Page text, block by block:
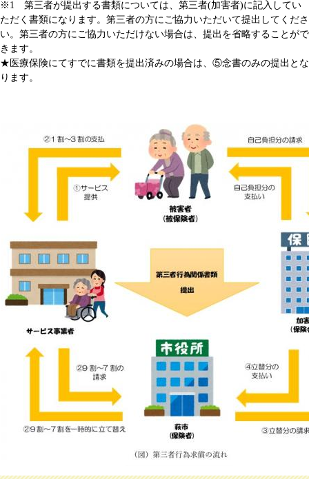
※1 第三者が提出する書類については、第三者(加害者)に記入してい
ただく書類になります。第三者の方にご協力いただいて提出してくださ
い。第三者の方にご協力いただけない場合は、提出を省略することがで
きます。
★医療保険にてすでに書類を提出済みの場合は、⑤念書のみの提出とな
ります。